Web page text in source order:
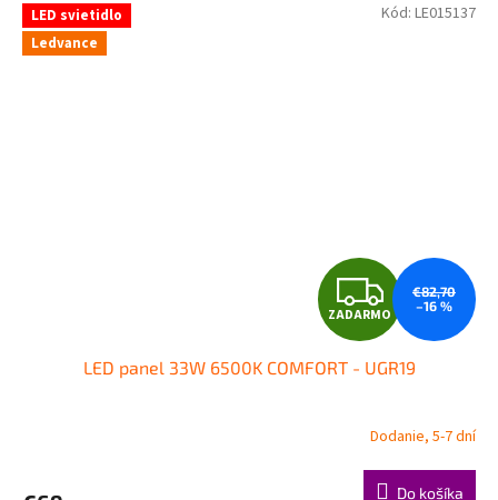
LED svietidlo
Ledvance
Z
A
D
A
R
ZADARMO
€82,70
–16 %
LED panel 33W 6500K COMFORT - UGR19
Dodanie, 5-7 dní
Do košíka
Kód: LE015137